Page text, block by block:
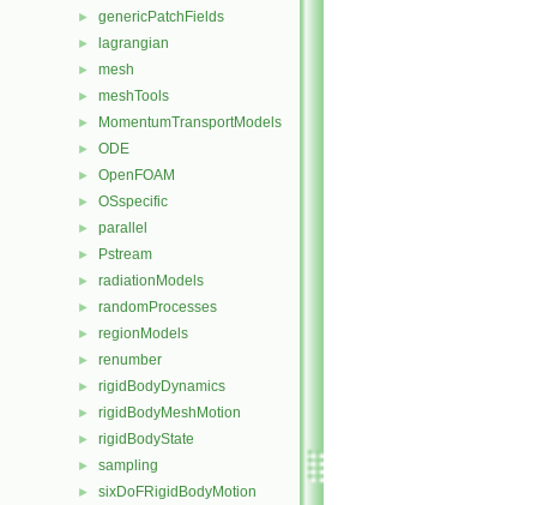
► genericPatchFields
► lagrangian
► mesh
► meshTools
► MomentumTransportModels
► ODE
► OpenFOAM
► OSspecific
► parallel
► Pstream
► radiationModels
► randomProcesses
► regionModels
► renumber
► rigidBodyDynamics
► rigidBodyMeshMotion
► rigidBodyState
► sampling
► sixDoFRigidBodyMotion